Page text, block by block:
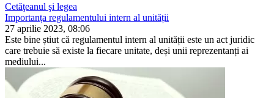
Cetăţeanul şi legea
Importanța regulamentului intern al unității
27 aprilie 2023, 08:06
Este bine știut că regulamentul intern al unității este un act juridic
care trebuie să existe la fiecare unitate, deși unii reprezentanți ai
mediului...